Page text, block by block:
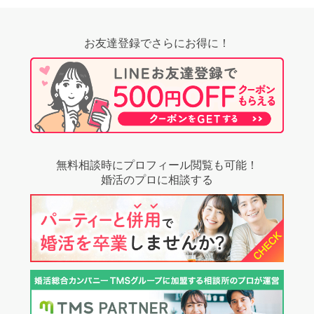
お友達登録でさらにお得に！
無料相談時にプロフィール閲覧も可能！
婚活のプロに相談する